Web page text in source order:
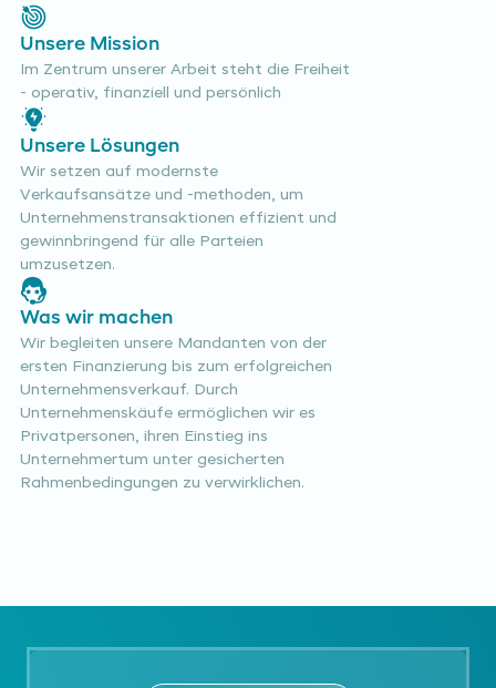
Unsere Mission
Im Zentrum unserer Arbeit steht die Freiheit
- operativ, finanziell und persönlich
Unsere Lösungen
Wir setzen auf modernste
Verkaufsansätze und -methoden, um
Unternehmenstransaktionen effizient und
gewinnbringend für alle Parteien
umzusetzen.
Was wir machen
Wir begleiten unsere Mandanten von der
ersten Finanzierung bis zum erfolgreichen
Unternehmensverkauf. Durch
Unternehmenskäufe ermöglichen wir es
Privatpersonen, ihren Einstieg ins
Unternehmertum unter gesicherten
Rahmenbedingungen zu verwirklichen.